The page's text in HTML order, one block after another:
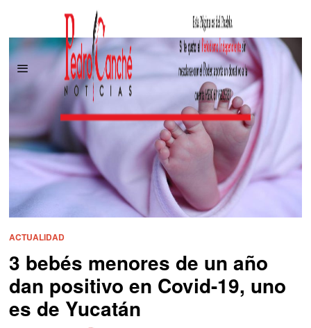
ACTUALIDAD
3 bebés menores de un año
dan positivo en Covid-19, uno
es de Yucatán